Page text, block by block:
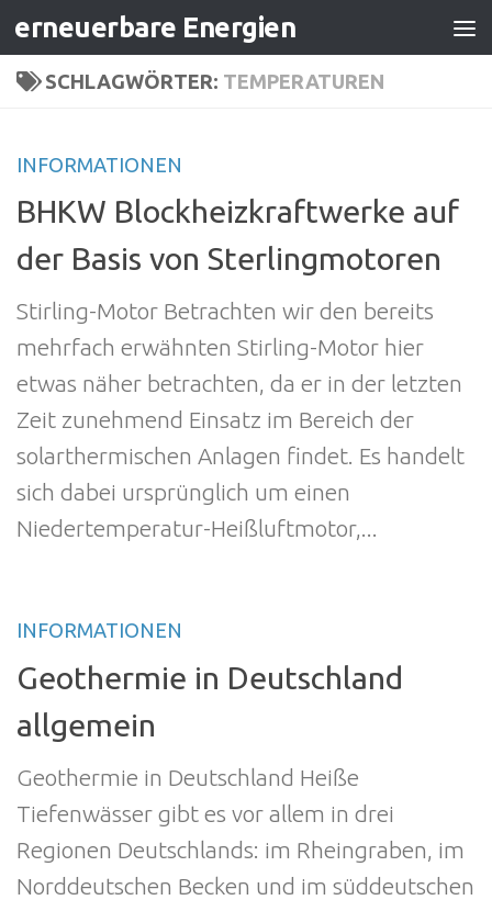
Zum Inhalt springen
erneuerbare Energien
SCHLAGWÖRTER: TEMPERATUREN
INFORMATIONEN
BHKW Blockheizkraftwerke auf
der Basis von Sterlingmotoren
Stirling-Motor Betrachten wir den bereits
mehrfach erwähnten Stirling-Motor hier
etwas näher betrachten, da er in der letzten
Zeit zunehmend Einsatz im Bereich der
solarthermischen Anlagen findet. Es handelt
sich dabei ursprünglich um einen
Niedertemperatur-Heißluftmotor,...
INFORMATIONEN
Geothermie in Deutschland
allgemein
Geothermie in Deutschland Heiße
Tiefenwässer gibt es vor allem in drei
Regionen Deutschlands: im Rheingraben, im
Norddeutschen Becken und im süddeutschen